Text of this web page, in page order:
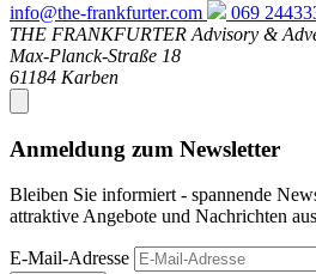
info@the-frankfurter.com
069
THE FRANKFURTER Advisory &
Max-Planck-Straße 18
61184 Karben
Anmeldung zum Newsletter
Bleiben Sie informiert - spannende
attraktive Angebote und Nachrichten
E-Mail-Adresse